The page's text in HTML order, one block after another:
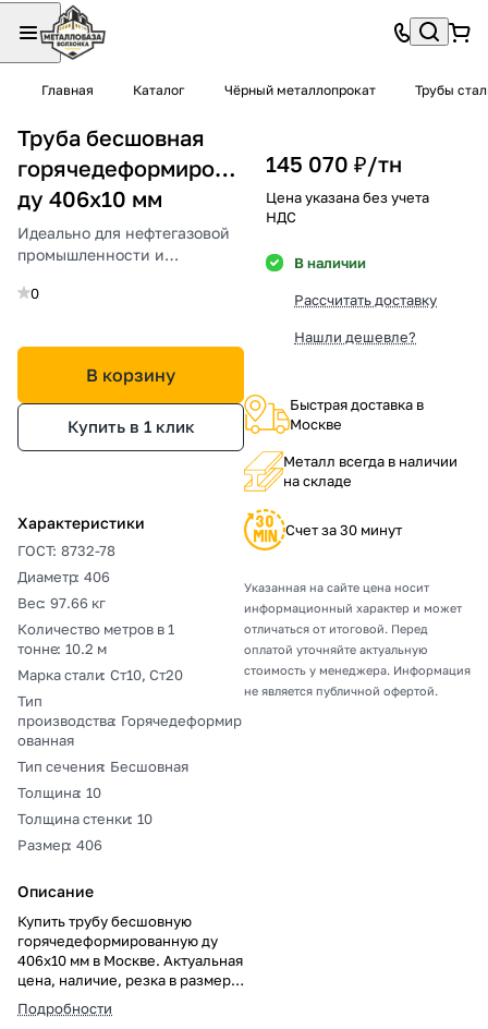
Главная Каталог Чёрный металлопрокат Трубы
Труба бесшовная
горячедеформированная
ду 406х10 мм
Идеально для нефтегазовой
промышленности и
трубопроводов.
0
В корзину
Купить в 1 клик
Характеристики
ГОСТ: 8732-78
Диаметр: 406
Вес: 97.66 кг
Количество метров в 1
тонне: 10.2 м
Марка стали: Ст10, Ст20
Тип
производства: Горячедеформир
ованная
Тип сечения: Бесшовная
Толщина: 10
Толщина стенки: 10
Размер: 406
Описание
Купить трубу бесшовную
горячедеформированную ду
406х10 мм в Москве. Актуальная
цена, наличие, резка в размер,
погрузка, доставка, расчет веса
и документы.
Подробности
145 070 ₽/тн
Цена указана без учета
НДС
В наличии
Рассчитать доставку
Нашли дешевле?
Быстрая доставка в
Москве
Металл всегда в наличии
на складе
Счет за 30 минут
Указанная на сайте цена носит
информационный характер и может
отличаться от итоговой. Перед
оплатой уточняйте актуальную
стоимость у менеджера. Информация
не является публичной офертой.